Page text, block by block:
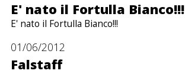
E' nato il Fortulla Bianco!!!
E' nato il Fortulla Bianco!!!
01/06/2012
Falstaff